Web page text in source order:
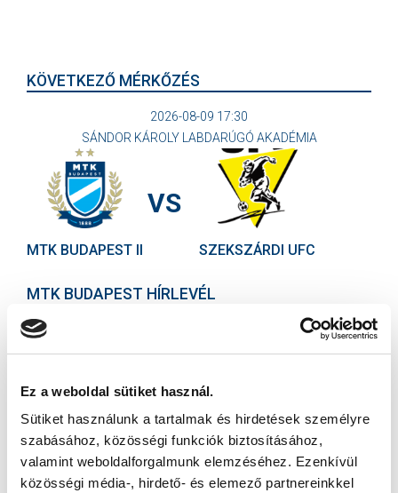
Ez a weboldal sütiket használ.
Sütiket használunk a tartalmak és hirdetések személyre
szabásához, közösségi funkciók biztosításához,
valamint weboldalforgalmunk elemzéséhez. Ezenkívül
közösségi média-, hirdető- és elemező partnereinkkel
KÖVETKEZŐ MÉRKŐZÉS
2026-08-09 17:30
SÁNDOR KÁROLY LABDARÚGÓ AKADÉMIA
MTK BUDAPEST II
VS
SZEKSZÁRDI UFC
MTK BUDAPEST HÍRLEVÉL
Ne maradjon le egy eseményről sem! Iratkozzon fel ingyenes